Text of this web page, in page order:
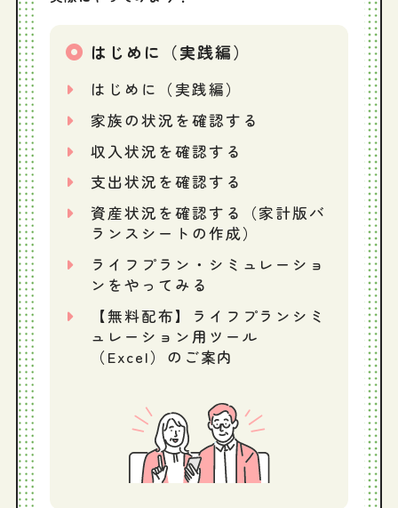
はじめに（実践編）
はじめに（実践編）
家族の状況を確認する
収入状況を確認する
支出状況を確認する
資産状況を確認する（家計版バ
ランスシートの作成）
ライフプラン・シミュレーショ
ンをやってみる
【無料配布】ライフプランシミ
ュレーション用ツール
（Excel）のご案内